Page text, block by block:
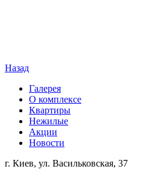
Назад
Галерея
О комплексе
Квартиры
Нежилые
Акции
Новости
г. Киев, ул. Васильковская, 37